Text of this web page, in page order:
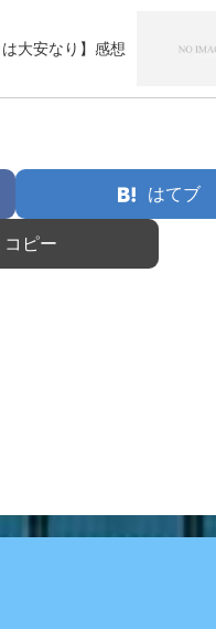
は大安なり】感想
はてブ
コピー